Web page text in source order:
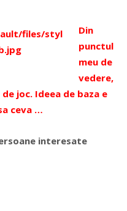
Din
punctul
meu de
vedere,
joc. Ideea de baza e
ceva …
interesate